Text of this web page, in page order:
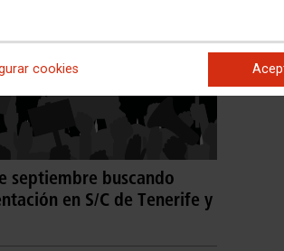
cookies
septiembre buscando
en S/C de Tenerife y